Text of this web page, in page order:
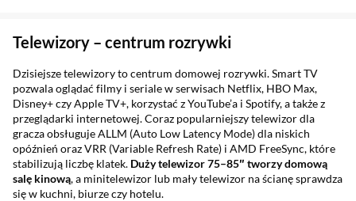
Telewizory – centrum rozrywki
Dzisiejsze telewizory to centrum domowej rozrywki. Smart TV
pozwala oglądać filmy i seriale w serwisach Netflix, HBO Max,
Disney+ czy Apple TV+, korzystać z YouTube’a i Spotify, a także z
przeglądarki internetowej. Coraz popularniejszy telewizor dla
gracza obsługuje ALLM (Auto Low Latency Mode) dla niskich
opóźnień oraz VRR (Variable Refresh Rate) i AMD FreeSync, które
stabilizują liczbę klatek. Duży telewizor 75–85″ tworzy domową
salę kinową, a minitelewizor lub mały telewizor na ścianę sprawdza
się w kuchni, biurze czy hotelu.